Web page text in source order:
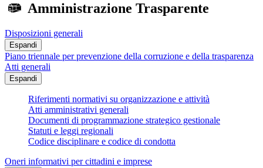
Amministrazione Trasparente
Disposizioni generali
Espandi
Piano triennale per prevenzione della corruzione e della trasparenza
Atti generali
Espandi
Riferimenti normativi su organizzazione e attività
Atti amministrativi generali
Documenti di programmazione strategico gestionale
Statuti e leggi regionali
Codice disciplinare e codice di condotta
Oneri informativi per cittadini e imprese